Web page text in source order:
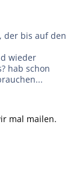
der bis auf den
wieder
hab schon
mal mailen.